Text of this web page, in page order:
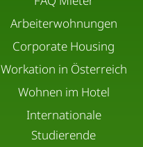
Arbeiterwohnungen
Corporate Housing
Workation in Österreich
Wohnen im Hotel
Internationale
Studierende